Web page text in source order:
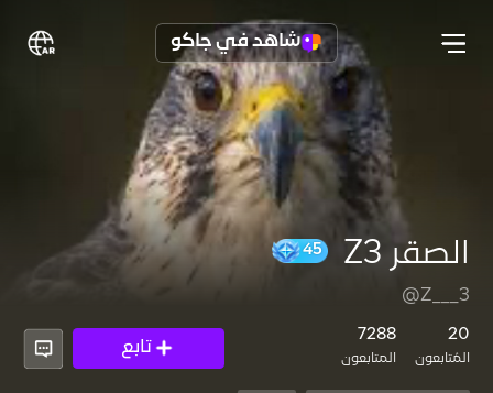
شاهد في جاكو
الصقر Z3
@Z___3
20
المُتابعون
7288
المتابعون
تابع